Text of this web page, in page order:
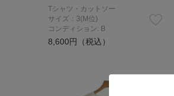
Tシャツ・カットソー
サイズ：3(M位)
コンディション: B
8,600円（税込）